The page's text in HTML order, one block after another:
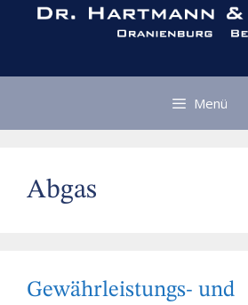
Menü
Abgas
Gewährleistungs- und